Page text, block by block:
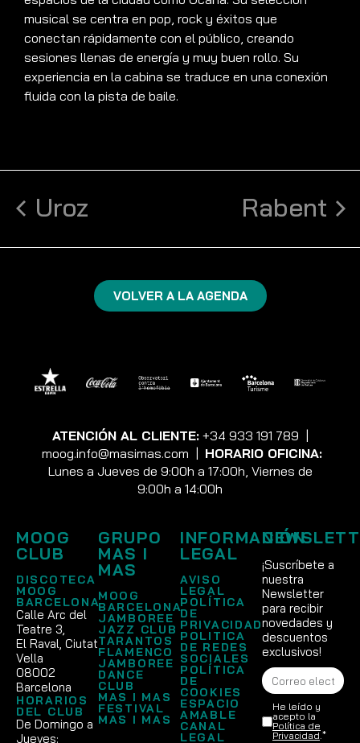
musical se centra en pop, rock y éxitos que
conectan rápidamente con el público, creando
sesiones llenas de energía y muy buen rollo. Su
experiencia en la cabina se traduce en una conexión
fluida con la pista de baile.
Uroz Rabent
VOLVER A LA AGENDA
ATENCIÓN AL CLIENTE: +34 933 191 789
moog.info@masimas.com
HORARIO OFICINA:
Lunes a Jueves de 9:00h a 17:00h, Viernes de
9:00h a 14:00h
MOOG
CLUB
DISCOTECA
MOOG
BARCELONA
Calle Arc del
Teatre 3,
El Raval, Ciutat
Vella
08002
Barcelona
HORARIOS
DEL CLUB
De Domingo a
Jueves:
GRUPO
MAS I
MAS
MOOG
BARCELONA
JAMBOREE
JAZZ CLUB
TARANTOS
FLAMENCO
JAMBOREE
DANCE
CLUB
MAS I MAS
FESTIVAL
MAS I MAS
INFORMACIÓN
LEGAL
AVISO
LEGAL
POLÍTICA
DE
PRIVACIDAD
POLITICA
DE REDES
SOCIALES
POLÍTICA
DE
COOKIES
ESPACIO
AMABLE
CANAL
LEGAL
¡Suscríbete a
nuestra
Newsletter
para recibir
novedades y
descuentos
exclusivos!
He leído y
acepto la
Política de
Privacidad.*